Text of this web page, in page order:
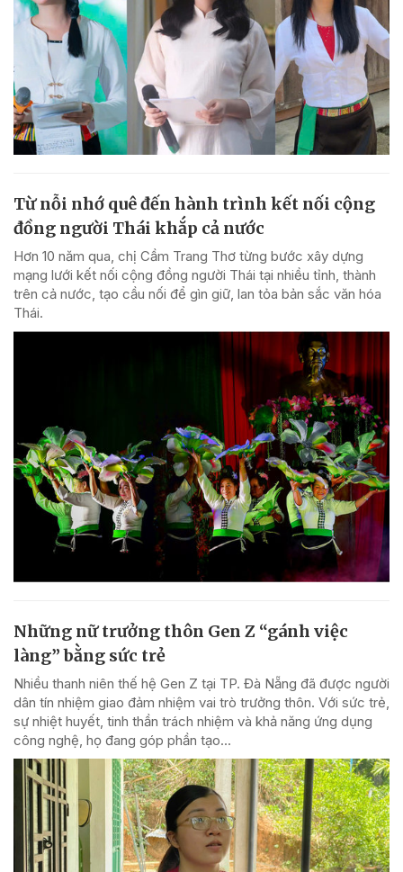
Từ nỗi nhớ quê đến hành trình kết nối cộng
đồng người Thái khắp cả nước
Hơn 10 năm qua, chị Cầm Trang Thơ từng bước xây dựng
mạng lưới kết nối cộng đồng người Thái tại nhiều tỉnh, thành
trên cả nước, tạo cầu nối để gìn giữ, lan tỏa bản sắc văn hóa
Thái.
Những nữ trưởng thôn Gen Z “gánh việc
làng” bằng sức trẻ
Nhiều thanh niên thế hệ Gen Z tại TP. Đà Nẵng đã được người
dân tín nhiệm giao đảm nhiệm vai trò trưởng thôn. Với sức trẻ,
sự nhiệt huyết, tinh thần trách nhiệm và khả năng ứng dụng
công nghệ, họ đang góp phần tạo...